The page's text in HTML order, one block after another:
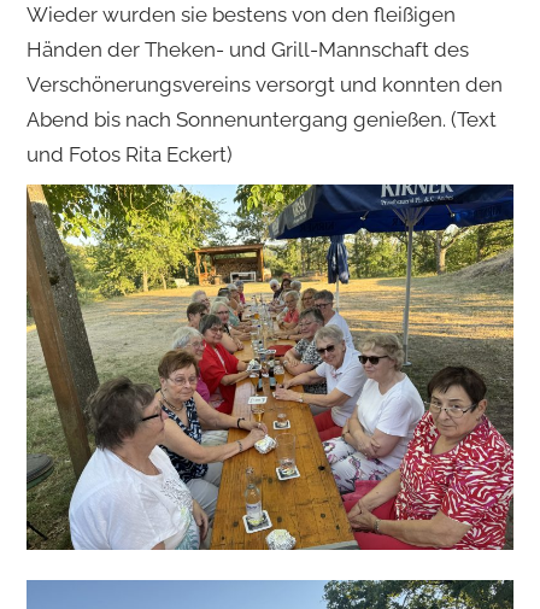
Wieder wurden sie bestens von den fleißigen
Händen der Theken- und Grill-Mannschaft des
Verschönerungsvereins versorgt und konnten den
Abend bis nach Sonnenuntergang genießen. (Text
und Fotos Rita Eckert)